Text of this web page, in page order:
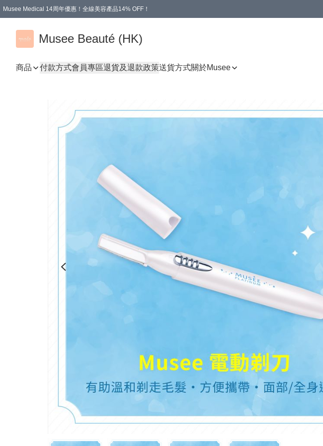
Musee Medical 14周年優惠！全線美容產品14% OFF！
Musee Beauté (HK)
商品 付款方式會員專區退貨及退款政策送貨方式關於Musee